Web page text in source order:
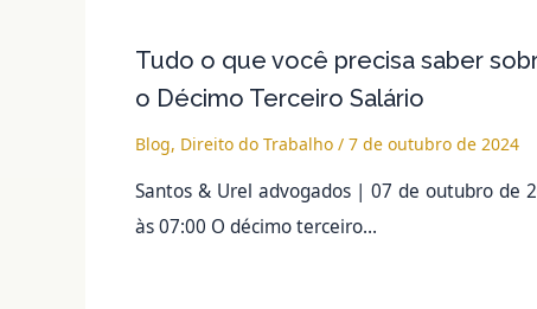
Tudo o que você precisa saber
o Décimo Terceiro Salário
Blog, Direito do Trabalho / 7 de outubro de 2024
Santos & Urel advogados | 07 de outubro de
às 07:00 O décimo terceiro…